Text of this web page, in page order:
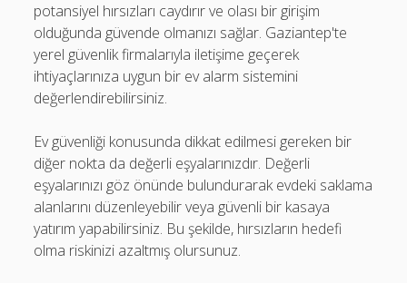
potansiyel hırsızları caydırır ve olası bir girişim
olduğunda güvende olmanızı sağlar. Gaziantep'te
yerel güvenlik firmalarıyla iletişime geçerek
ihtiyaçlarınıza uygun bir ev alarm sistemini
değerlendirebilirsiniz.
Ev güvenliği konusunda dikkat edilmesi gereken bir
diğer nokta da değerli eşyalarınızdır. Değerli
eşyalarınızı göz önünde bulundurarak evdeki saklama
alanlarını düzenleyebilir veya güvenli bir kasaya
yatırım yapabilirsiniz. Bu şekilde, hırsızların hedefi
olma riskinizi azaltmış olursunuz.